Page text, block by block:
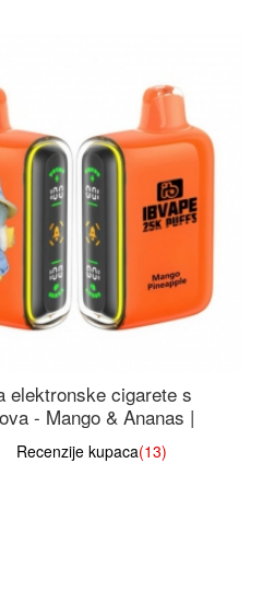
elektronske cigarete s
- Mango & Ananas |
Mješavina
kupaca(13)